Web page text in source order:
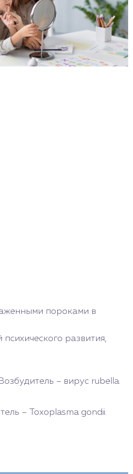
пороками в
развития,
– вирус rubella.
– Toxoplasma gondii.